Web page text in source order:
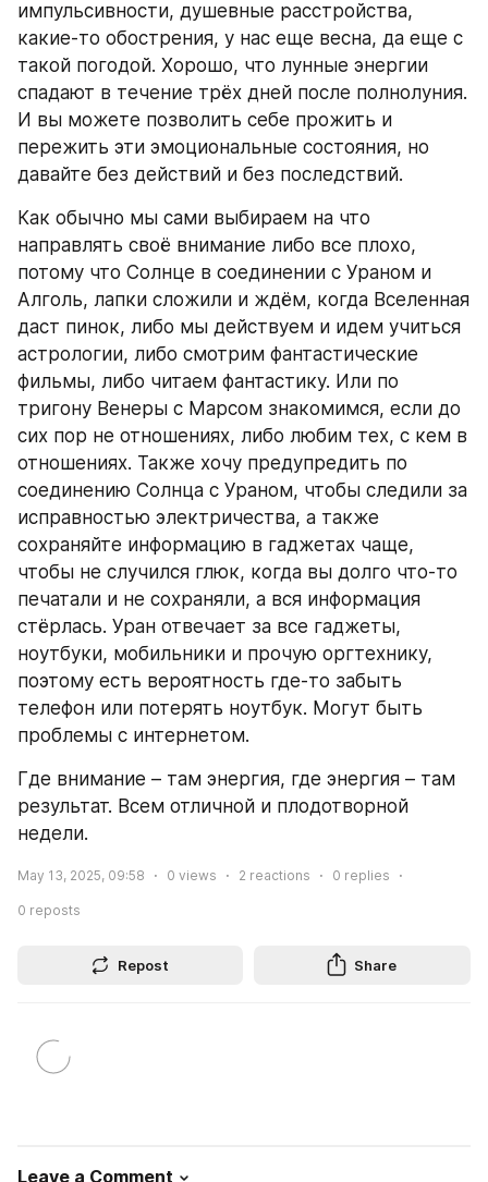
импульсивности, душевные расстройства,
какие-то обострения, у нас еще весна, да еще с
такой погодой. Хорошо, что лунные энергии
спадают в течение трёх дней после полнолуния.
И вы можете позволить себе прожить и
пережить эти эмоциональные состояния, но
давайте без действий и без последствий.
Как обычно мы сами выбираем на что
направлять своё внимание либо все плохо,
потому что Солнце в соединении с Ураном и
Алголь, лапки сложили и ждём, когда Вселенная
даст пинок, либо мы действуем и идем учиться
астрологии, либо смотрим фантастические
фильмы, либо читаем фантастику. Или по
тригону Венеры с Марсом знакомимся, если до
сих пор не отношениях, либо любим тех, с кем в
отношениях. Также хочу предупредить по
соединению Солнца с Ураном, чтобы следили за
исправностью электричества, а также
сохраняйте информацию в гаджетах чаще,
чтобы не случился глюк, когда вы долго что-то
печатали и не сохраняли, а вся информация
стёрлась. Уран отвечает за все гаджеты,
ноутбуки, мобильники и прочую оргтехнику,
поэтому есть вероятность где-то забыть
телефон или потерять ноутбук. Могут быть
проблемы с интернетом.
Где внимание – там энергия, где энергия – там
результат. Всем отличной и плодотворной
недели.
May 13, 2025, 09:58 0 views 2 reactions 0 replies
0 reposts
Repost Share
Leave a Comment